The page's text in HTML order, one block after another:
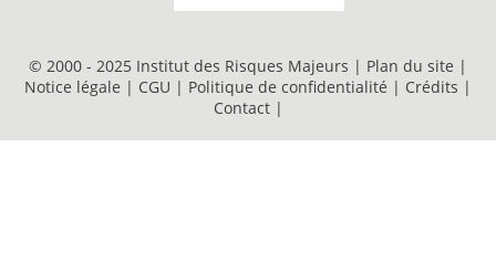
© 2000 - 2025 Institut des Risques Majeurs | Plan du site |
Notice légale | CGU | Politique de confidentialité | Crédits |
Contact |